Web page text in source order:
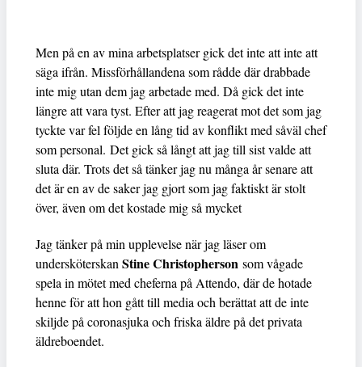
Men på en av mina arbetsplatser gick det inte att inte att
säga ifrån. Missförhållandena som rådde där drabbade
inte mig utan dem jag arbetade med. Då gick det inte
längre att vara tyst. Efter att jag reagerat mot det som jag
tyckte var fel följde en lång tid av konflikt med såväl chef
som personal. Det gick så långt att jag till sist valde att
sluta där. Trots det så tänker jag nu många år senare att
det är en av de saker jag gjort som jag faktiskt är stolt
över, även om det kostade mig så mycket
Jag tänker på min upplevelse när jag läser om
undersköterskan Stine Christopherson som vågade
spela in mötet med cheferna på Attendo, där de hotade
henne för att hon gått till media och berättat att de inte
skiljde på coronasjuka och friska äldre på det privata
äldreboendet.